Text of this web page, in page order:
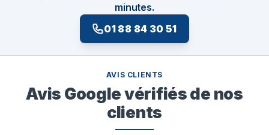
minutes.
01 88 84 30 51
AVIS CLIENTS
Avis Google vérifiés de nos
clients